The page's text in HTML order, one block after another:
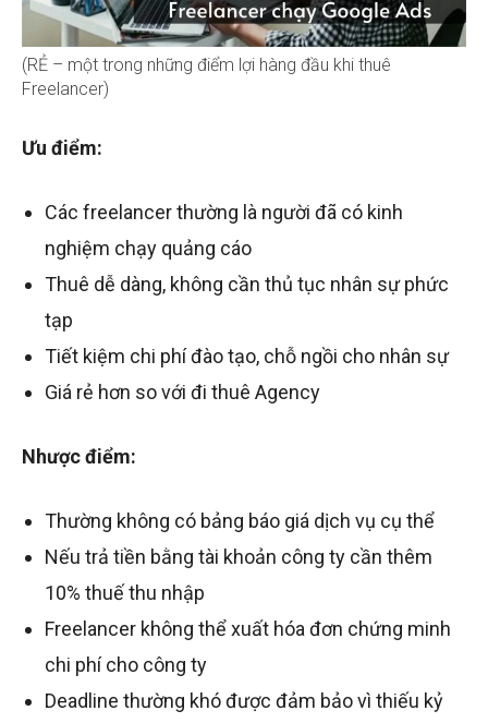
(RẺ – một trong những điểm lợi hàng đầu khi thuê
Freelancer)
Ưu điểm:
Các freelancer thường là người đã có kinh
nghiệm chạy quảng cáo
Thuê dễ dàng, không cần thủ tục nhân sự phức
tạp
Tiết kiệm chi phí đào tạo, chỗ ngồi cho nhân sự
Giá rẻ hơn so với đi thuê Agency
Nhược điểm:
Thường không có bảng báo giá dịch vụ cụ thể
Nếu trả tiền bằng tài khoản công ty cần thêm
10% thuế thu nhập
Freelancer không thể xuất hóa đơn chứng minh
chi phí cho công ty
Deadline thường khó được đảm bảo vì thiếu kỷ